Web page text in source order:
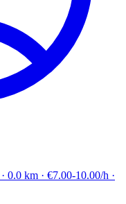
0.0 km · €7.00-10.00/h ·